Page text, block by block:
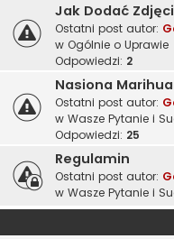
Jak Dodać
Ostatni post autor:
w Ogólnie o Uprawie
Odpowiedzi: 2
Nasiona
Ostatni post autor:
w Wasze Pytanie i
Odpowiedzi: 25
Regulamin
Ostatni post autor:
w Wasze Pytanie i